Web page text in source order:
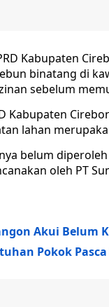
Kabupaten
binatang di
sebelum
Kabupaten
lahan
belum
oleh PT
Akui Belum
Pokok